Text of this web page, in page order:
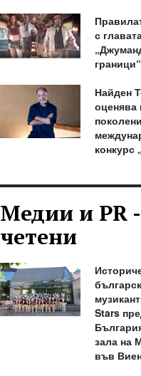
с
граници“
Найден
оценява
конкурс
Медии и PR
четени
Stars
зала на
във